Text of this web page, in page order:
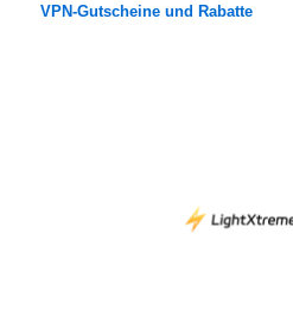
VPN-Gutscheine und Rabatte